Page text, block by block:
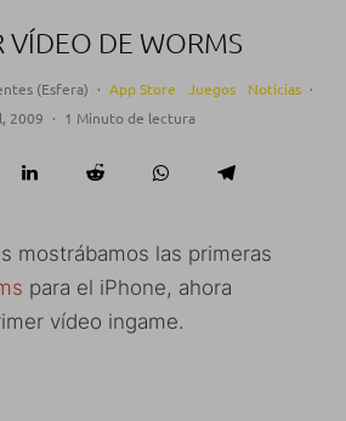
VÍDEO DE WORMS
(Esfera) · App Store Juegos Noticias ·
2009 · 1 Minuto de lectura
mostrábamos las primeras
para el iPhone, ahora
vídeo ingame.